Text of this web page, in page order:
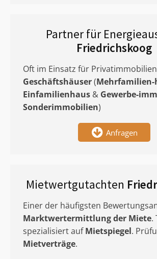
Partner für
Friedrichskoog
Oft im Einsatz für
Geschäftshäuser(Mehrfamilien-
Einfamilienhaus & Gewerbe-
Sonderimmobilien)
Anfragen
Mietwertgutachten
Einer der häufigsten
Marktwertermittlungder Miete.
spezialisiert aufMietspiegel.
Mietverträge.